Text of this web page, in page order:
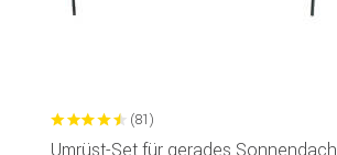
(81)
Umrüst-Set für gerades Sonnendach